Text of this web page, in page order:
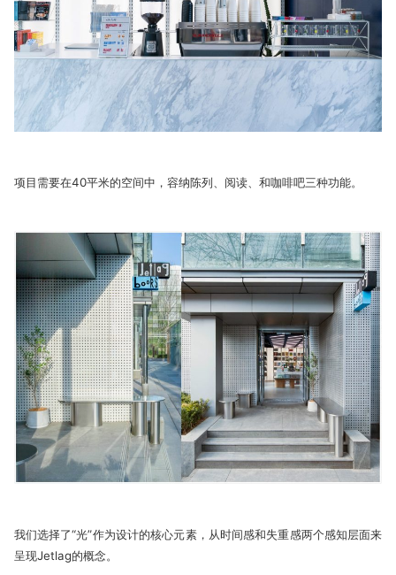
项目需要在40平米的空间中，容纳陈列、阅读、和咖啡吧三种功能。
我们选择了“光”作为设计的核心元素，从时间感和失重感两个感知层面来
呈现Jetlag的概念。